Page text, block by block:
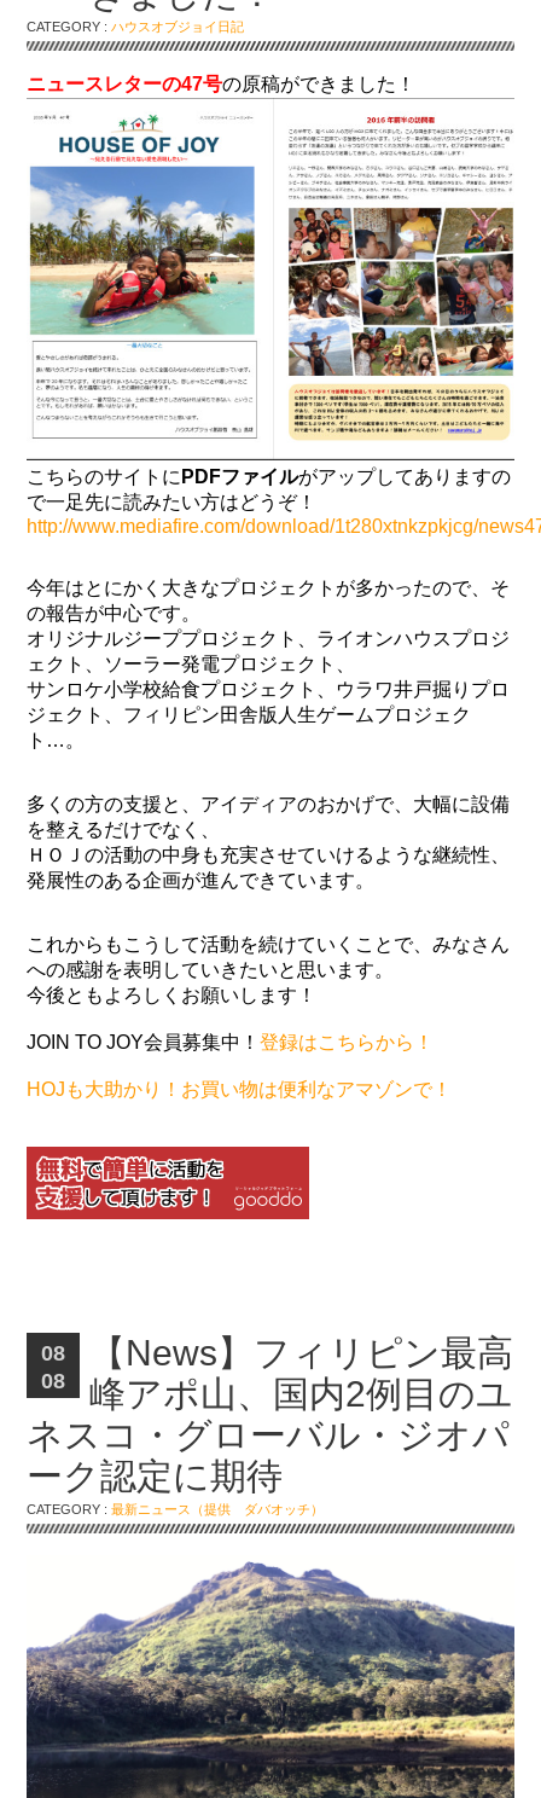
CATEGORY :ハウスオブジョイ日記
ニュースレターの47号の原稿ができました！
こちらのサイトに PDFファイルがアップしてありますの
で一足先に読みたい方はどうぞ！
http://www.mediafire.com/download/1t280xtnkzpkjcg/
今年はとにかく大きなプロジェクトが多かったので、そ
の報告が中心です。
オリジナルジーププロジェクト、ライオンハウスプロジ
ェクト、ソーラー発電プロジェクト、
サンロケ小学校給食プロジェクト、ウラワ井戸掘りプロ
ジェクト、フィリピン田舎版人生ゲームプロジェク
ト…。
多くの方の支援と、アイディアのおかげで、大幅に設備
を整えるだけでなく、
ＨＯＪの活動の中身も充実させていけるような継続性、
発展性のある企画が進んできています。
これからもこうして活動を続けていくことで、みなさん
への感謝を表明していきたいと思います。
今後ともよろしくお願いします！
JOIN TO JOY会員募集中！登録はこちらから！
HOJも大助かり！お買い物は便利なアマゾンで！
08
08
【News】フィリピン最高
峰アポ山、国内2例目のユ
ネスコ・グローバル・ジオパ
ーク認定に期待
CATEGORY :最新ニュース（提供 ダバオッチ）